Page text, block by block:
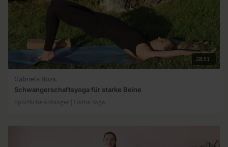
28:51
Gabriela Bozic
Schwangerschaftsyoga für starke Beine
Sportliche Anfänger | Hatha Yoga